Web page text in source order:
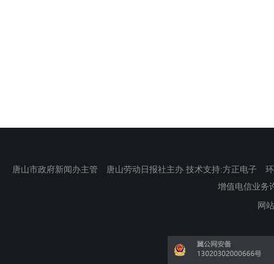
唐山市政府新闻办主管 唐山劳动日报社主办 技术支持:方正电子
增值电信业务
网